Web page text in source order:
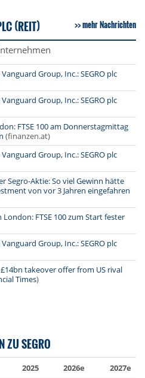
(REIT) mehr Nachrichten
Group, Inc.: SEGRO plc
Group, Inc.: SEGRO plc
FTSE 100 am Donnerstagmittag
(finanzen.at)
Group, Inc.: SEGRO plc
Segro-Aktie: So viel Gewinn hätte
von vor 3 Jahren eingefahren
FTSE 100 zum Start fester
Group, Inc.: SEGRO plc
takeover offer from US rival
Times)
ZU SEGRO
2025 2026e
2027e